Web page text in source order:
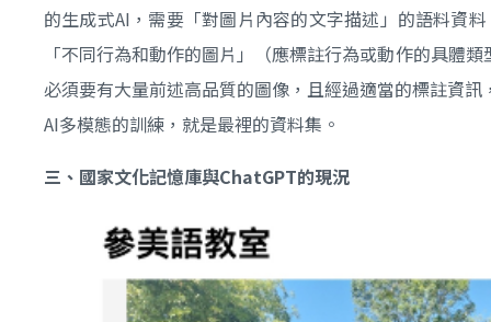
的生成式AI，需要「對圖片內容的文字描述」的語料資
「不同行為和動作的圖片」（應標註行為或動作的具體
必須要有大量前述高品質的圖像，且經過適當的標註資
AI多模態的訓練，就是最裡的資料集。
三、國家文化記憶庫與ChatGPT的現況